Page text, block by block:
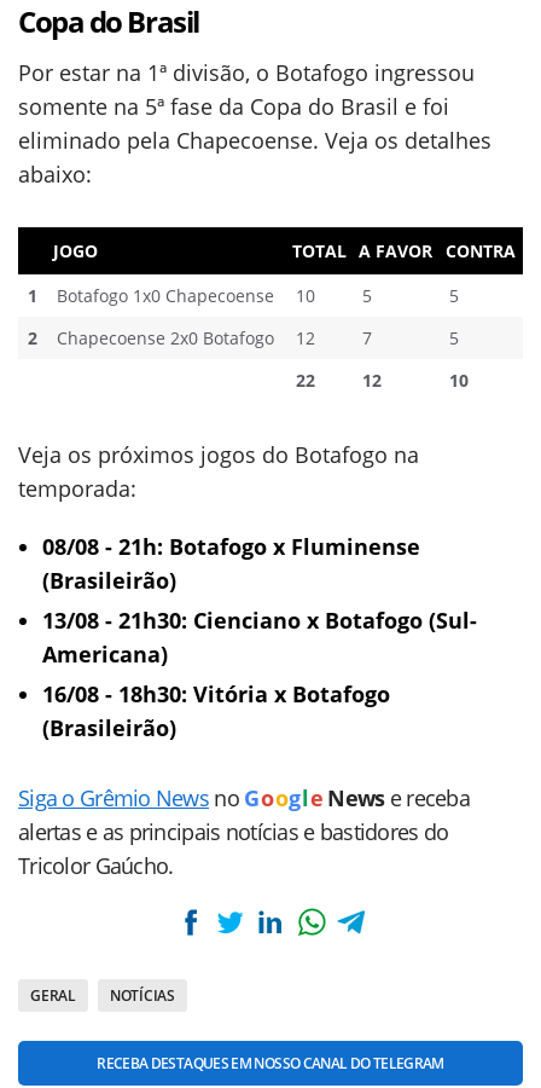
Copa do Brasil
Por estar na 1ª divisão, o Botafogo ingressou
somente na 5ª fase da Copa do Brasil e foi
eliminado pela Chapecoense. Veja os detalhes
abaixo:
JOGO TOTAL A FAVOR CONTRA
1
Botafogo 1x0 Chapecoense 10 5
5
2
Chapecoense 2x0 Botafogo 12 7
5
22
12 10
Veja os próximos jogos do Botafogo na
temporada:
08/08 - 21h: Botafogo x Fluminense
(Brasileirão)
13/08 - 21h30: Cienciano x Botafogo (Sul-
Americana)
16/08 - 18h30: Vitória x Botafogo
(Brasileirão)
Siga o Grêmio News no Goog le News e receba
alertas e as principais notícias e bastidores do
Tricolor Gaúcho.
GERAL NOTÍCIAS
RECEBA DESTAQUES EM NOSSO CANAL DO TELEGRAM